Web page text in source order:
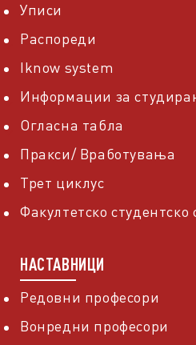
Уписи
Распореди
Iknow system
Информации за
Огласна табла
Пракси/ Вработувања
Трет циклус
Факултетско студентско
НАСТАВНИЦИ
Редовни професори
Вонредни професори